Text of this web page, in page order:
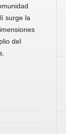
surge la
del